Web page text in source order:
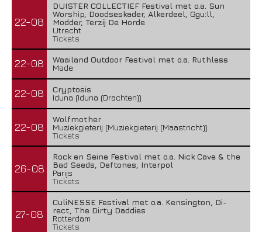
22-08
DUISTER COLLECTIEF Festival met o.a. Sun
Worship, Doodseskader, Alkerdeel, Ggu:ll,
Modder, Terzij De Horde
Utrecht
Tickets
22-08
Waailand Outdoor Festival met o.a. Ruthless
Made
22-08
Cryptosis
Iduna (Iduna (Drachten))
22-08
Wolfmother
Muziekgieterij (Muziekgieterij (Maastricht))
Tickets
26-08
Rock en Seine Festival met o.a. Nick Cave & the
Bad Seeds, Deftones, Interpol
Parijs
Tickets
27-08
CuliNESSE Festival met o.a. Kensington, Di-
rect, The Dirty Daddies
Rotterdam
Tickets